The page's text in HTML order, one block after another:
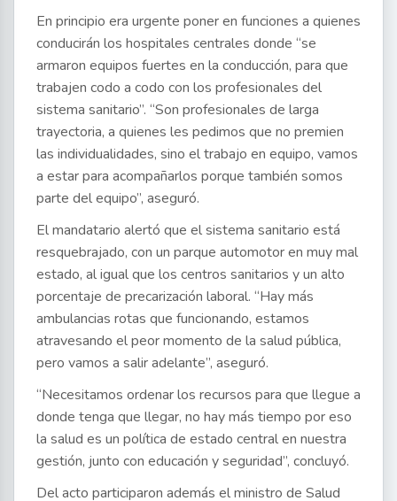
En principio era urgente poner en funciones a quienes
conducirán los hospitales centrales donde “se
armaron equipos fuertes en la conducción, para que
trabajen codo a codo con los profesionales del
sistema sanitario”. “Son profesionales de larga
trayectoria, a quienes les pedimos que no premien
las individualidades, sino el trabajo en equipo, vamos
a estar para acompañarlos porque también somos
parte del equipo”, aseguró.
El mandatario alertó que el sistema sanitario está
resquebrajado, con un parque automotor en muy mal
estado, al igual que los centros sanitarios y un alto
porcentaje de precarización laboral. “Hay más
ambulancias rotas que funcionando, estamos
atravesando el peor momento de la salud pública,
pero vamos a salir adelante”, aseguró.
“Necesitamos ordenar los recursos para que llegue a
donde tenga que llegar, no hay más tiempo por eso
la salud es un política de estado central en nuestra
gestión, junto con educación y seguridad”, concluyó.
Del acto participaron además el ministro de Salud